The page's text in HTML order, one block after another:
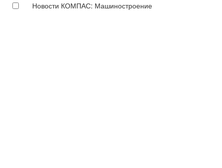
Новости КОМПАС: Машиностроение